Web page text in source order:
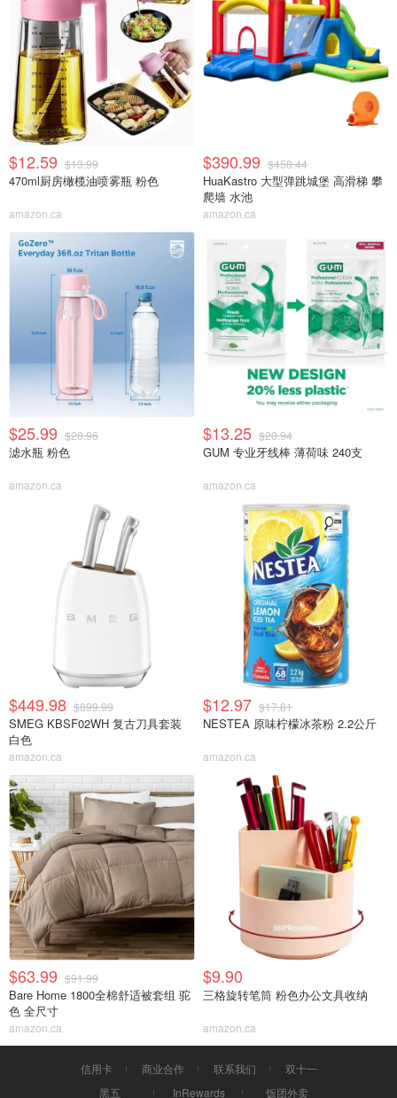
$12.59 $13.99
470ml厨房橄榄油喷雾瓶 粉色
amazon.ca
$390.99 $458.44
HuaKastro 大型弹跳城堡 高滑梯 攀
爬墙 水池
amazon.ca
$25.99 $28.96
滤水瓶 粉色
amazon.ca
$13.25 $20.94
GUM 专业牙线棒 薄荷味 240支
amazon.ca
$449.98 $899.99
SMEG KBSF02WH 复古刀具套装
白色
amazon.ca
$12.97 $17.81
NESTEA 原味柠檬冰茶粉 2.2公斤
amazon.ca
$63.99 $91.99
Bare Home 1800全棉舒适被套组 驼
色 全尺寸
amazon.ca
$9.90
三格旋转笔筒 粉色办公文具收纳
amazon.ca
信用卡 商业合作 联系我们
双十一
黑五
InRewards 饭团外卖